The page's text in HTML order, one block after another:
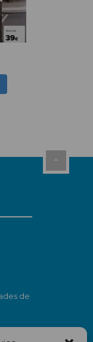
de